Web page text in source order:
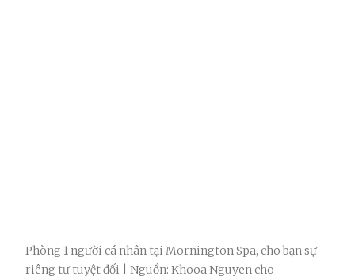
Phòng 1 người cá nhân tại Mornington Spa, cho bạn sự
riêng tư tuyệt đối | Nguồn: Khooa Nguyen cho